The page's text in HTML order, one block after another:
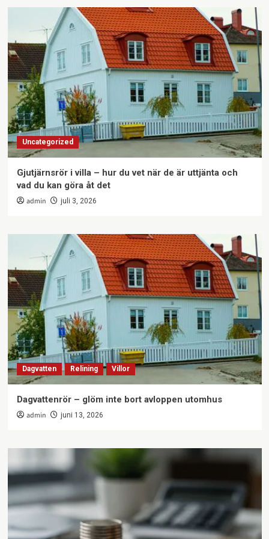
Uncategorized
Gjutjärnsrör i villa – hur du vet när de är uttjänta och
vad du kan göra åt det
admin juli 3, 2026
Dagvatten Relining Villor
Dagvattenrör – glöm inte bort avloppen utomhus
admin juni 13, 2026